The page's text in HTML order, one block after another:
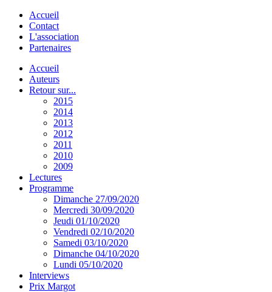
Accueil
Contact
L'association
Partenaires
Accueil
Auteurs
Retour sur...
2015
2014
2013
2012
2011
2010
2009
Lectures
Programme
Dimanche 27/09/2020
Mercredi 30/09/2020
Jeudi 01/10/2020
Vendredi 02/10/2020
Samedi 03/10/2020
Dimanche 04/10/2020
Lundi 05/10/2020
Interviews
Prix Margot